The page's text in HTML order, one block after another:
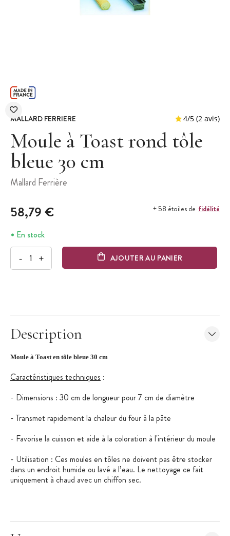
MALLARD FERRIERE
Moule à Toast rond tôle
bleue 30 cm
Mallard Ferrière
58,79 € + 58 étoiles de fidélité
En stock
- + AJOUTER AU PANIER
Description
Moule à Toast en tôle bleue 30 cm
Caractéristiques techniques :
- Dimensions : 30 cm de longueur pour 7 cm de diamètre
- Transmet rapidement la chaleur du four à la pâte
- Favorise la cuisson et aide à la coloration à l'intérieur du moule
- Utilisation : Ces moules en tôles ne doivent pas être stocker
dans un endroit humide ou lavé a l’eau. Le nettoyage ce fait
uniquement à chaud avec un chiffon sec.